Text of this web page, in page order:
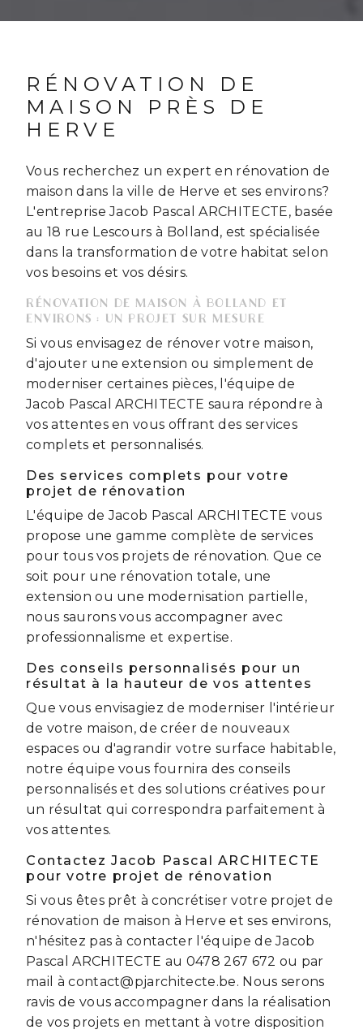
RÉNOVATION DE
MAISON PRÈS DE
HERVE
Vous recherchez un expert en rénovation de
maison dans la ville de Herve et ses environs?
L'entreprise Jacob Pascal ARCHITECTE, basée
au 18 rue Lescours à Bolland, est spécialisée
dans la transformation de votre habitat selon
vos besoins et vos désirs.
RÉNOVATION DE MAISON À BOLLAND ET
ENVIRONS : UN PROJET SUR MESURE
Si vous envisagez de rénover votre maison,
d'ajouter une extension ou simplement de
moderniser certaines pièces, l'équipe de
Jacob Pascal ARCHITECTE saura répondre à
vos attentes en vous offrant des services
complets et personnalisés.
Des services complets pour votre
projet de rénovation
L'équipe de Jacob Pascal ARCHITECTE vous
propose une gamme complète de services
pour tous vos projets de rénovation. Que ce
soit pour une rénovation totale, une
extension ou une modernisation partielle,
nous saurons vous accompagner avec
professionnalisme et expertise.
Des conseils personnalisés pour un
résultat à la hauteur de vos attentes
Que vous envisagiez de moderniser l'intérieur
de votre maison, de créer de nouveaux
espaces ou d'agrandir votre surface habitable,
notre équipe vous fournira des conseils
personnalisés et des solutions créatives pour
un résultat qui correspondra parfaitement à
vos attentes.
Contactez Jacob Pascal ARCHITECTE
pour votre projet de rénovation
Si vous êtes prêt à concrétiser votre projet de
rénovation de maison à Herve et ses environs,
n'hésitez pas à contacter l'équipe de Jacob
Pascal ARCHITECTE au 0478 267 672 ou par
mail à contact@pjarchitecte.be. Nous serons
ravis de vous accompagner dans la réalisation
de vos projets en mettant à votre disposition